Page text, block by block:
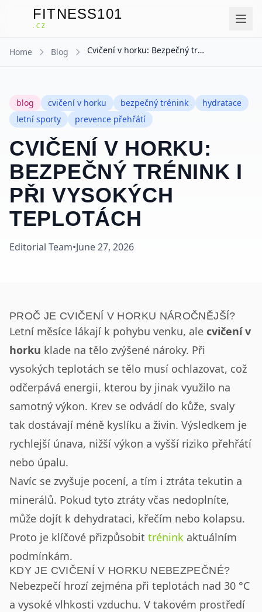
FITNESS101
.CZ
Home Blog Cvičení v horku: Bezpečný trénink i při vysokých teplotách
blog cvičení v horku bezpečný trénink
hydratace
letní sporty
prevence přehřátí
CVIČENÍ V HORKU:
BEZPEČNÝ TRÉNINK I
PŘI VYSOKÝCH
TEPLOTÁCH
Editorial Team•June 27, 2026
PROČ JE CVIČENÍ V HORKU NÁROČNĚJŠÍ?
Letní měsíce lákají k pohybu venku, ale cvičení v
horku klade na tělo zvýšené nároky. Při
vysokých teplotách se tělo musí ochlazovat, což
odčerpává energii, kterou by jinak využilo na
samotný výkon. Krev se odvádí do kůže, svaly
tak dostávají méně kyslíku a živin. Výsledkem je
rychlejší únava, nižší výkon a vyšší riziko přehřátí
nebo úpalu.
Navíc se zvyšuje pocení, a tím i ztráta tekutin a
minerálů. Pokud tyto ztráty včas nedoplníte,
může dojít k dehydrataci, křečím nebo kolapsu.
Proto je klíčové přizpůsobit trénink aktuálním
podmínkám.
KDY JE CVIČENÍ V HORKU NEBEZPEČNÉ?
Nebezpečí hrozí zejména při teplotách nad 30 °C
a vysoké vlhkosti vzduchu. V takovém prostředí